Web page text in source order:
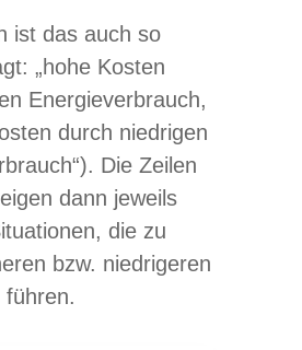
ist das auch so
„hohe Kos­ten
Ener­gie­ver­brauch,
durch nied­ri­gen
Die Zei­len
dann jeweils
die zu
bzw. nied­ri­ge­ren
führen.